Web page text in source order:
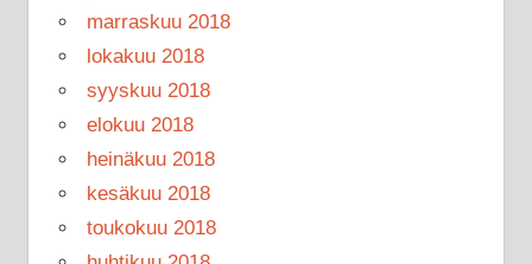
marraskuu 2018
lokakuu 2018
syyskuu 2018
elokuu 2018
heinäkuu 2018
kesäkuu 2018
toukokuu 2018